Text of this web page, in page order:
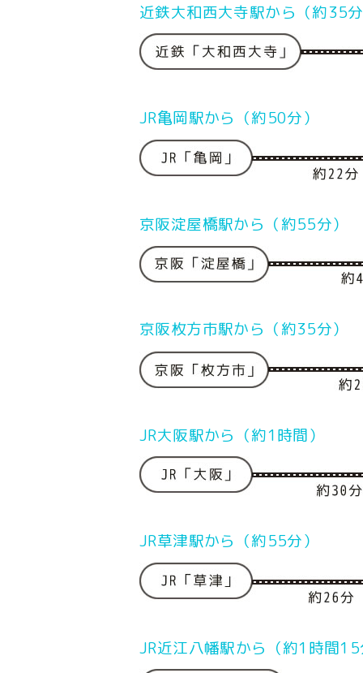
近鉄大和西大寺駅から（約35
JR亀岡駅から（約50分）
京阪淀屋橋駅から（約55分）
京阪枚方市駅から（約35分）
JR大阪駅から（約1時間）
JR草津駅から（約55分）
JR近江八幡駅から（約1時間